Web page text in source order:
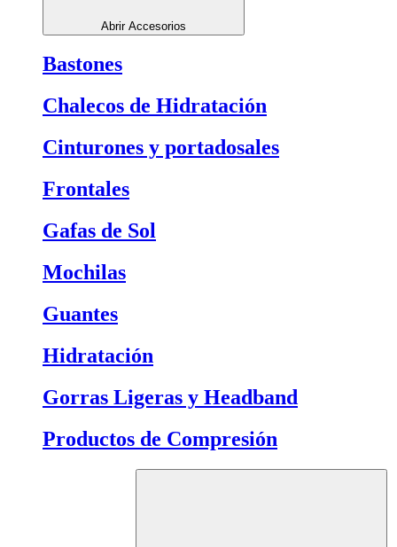
Abrir Accesorios
Bastones
Chalecos de Hidratación
Cinturones y portadosales
Frontales
Gafas de Sol
Mochilas
Guantes
Hidratación
Gorras Ligeras y Headband
Productos de Compresión